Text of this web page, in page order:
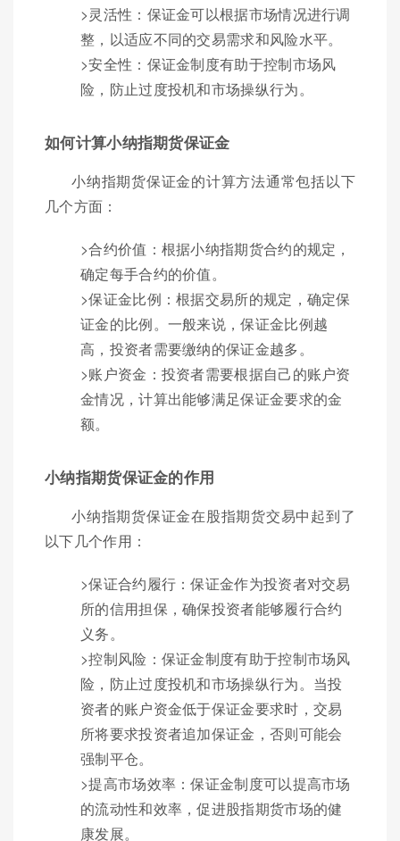
>灵活性：保证金可以根据市场情况进行调
整，以适应不同的交易需求和风险水平。
>安全性：保证金制度有助于控制市场风
险，防止过度投机和市场操纵行为。
如何计算小纳指期货保证金
小纳指期货保证金的计算方法通常包括以下
几个方面：
>合约价值：根据小纳指期货合约的规定，
确定每手合约的价值。
>保证金比例：根据交易所的规定，确定保
证金的比例。一般来说，保证金比例越
高，投资者需要缴纳的保证金越多。
>账户资金：投资者需要根据自己的账户资
金情况，计算出能够满足保证金要求的金
额。
小纳指期货保证金的作用
小纳指期货保证金在股指期货交易中起到了
以下几个作用：
>保证合约履行：保证金作为投资者对交易
所的信用担保，确保投资者能够履行合约
义务。
>控制风险：保证金制度有助于控制市场风
险，防止过度投机和市场操纵行为。当投
资者的账户资金低于保证金要求时，交易
所将要求投资者追加保证金，否则可能会
强制平仓。
>提高市场效率：保证金制度可以提高市场
的流动性和效率，促进股指期货市场的健
康发展。